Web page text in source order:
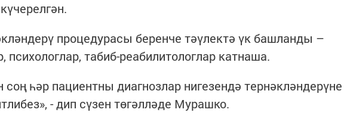
процедурасы беренче тәүлектә үк башланды –
психологлар, табиб-реабилитологлар катнаша.
һәр пациентны диагнозлар нигезендә тернәкләндерүне
- дип сүзен төгәлләде Мурашко.